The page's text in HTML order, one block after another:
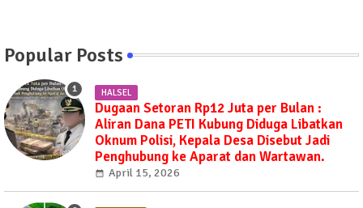
Popular Posts
HALSEL
Dugaan Setoran Rp12 Juta per Bulan :
Aliran Dana PETI Kubung Diduga Libatkan
Oknum Polisi, Kepala Desa Disebut Jadi
Penghubung ke Aparat dan Wartawan.
April 15, 2026